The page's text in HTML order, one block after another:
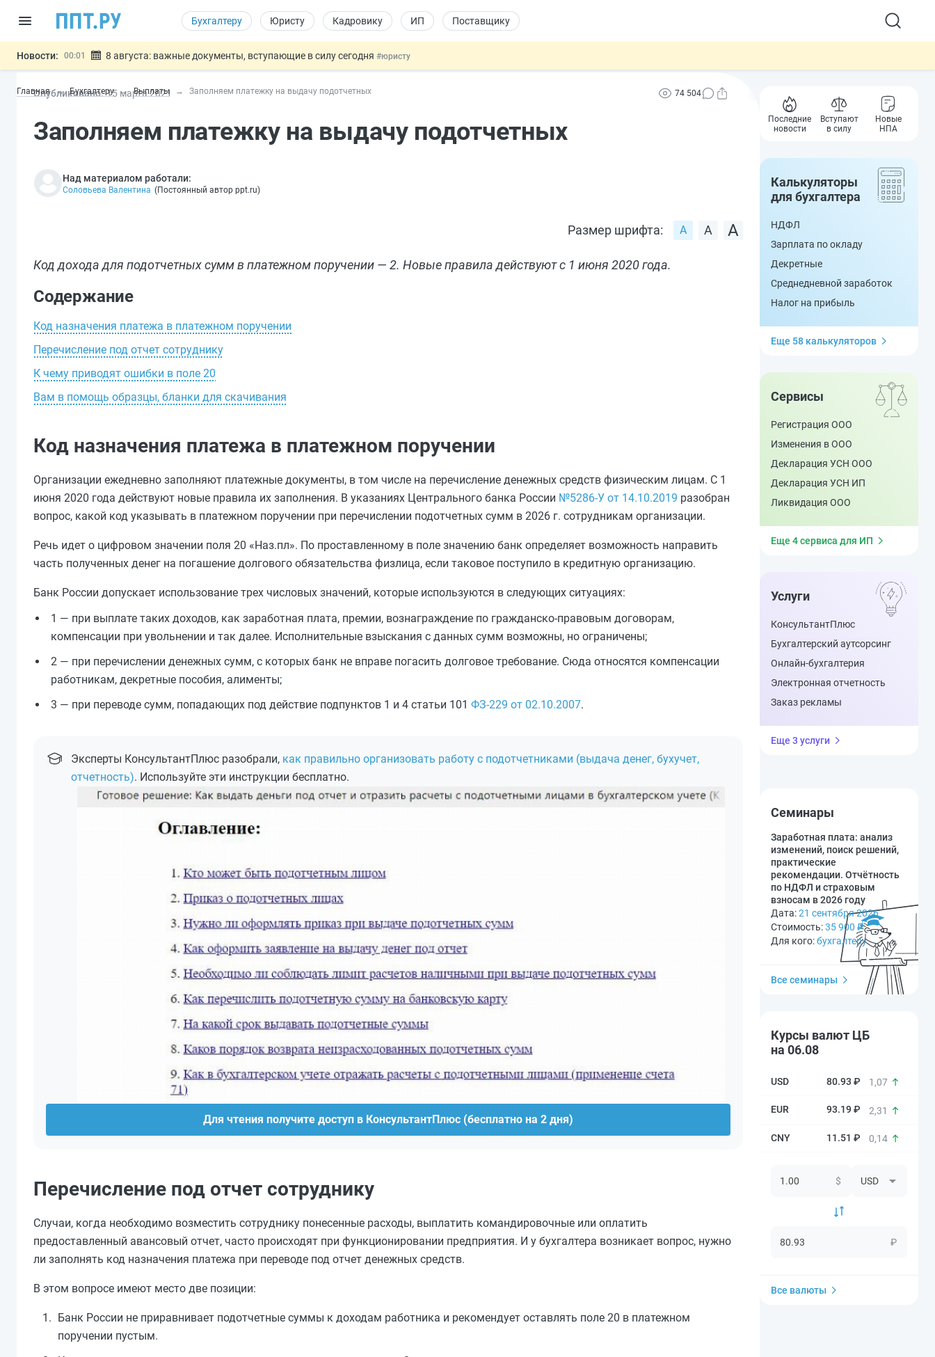
Бухгалтеру Юристу Кадровику ИП Поставщику
Новости: 00:01 8 августа: важные документы, вступающие в силу сегодня #юристу
07.08 Дистанционную работу беременных пропишут в ТК РФ#кадровику
07.08
Важно Разработают единые критерии трудовых и ГПХ-отношений #кадровику
Главная Бухгалтеру Выплаты Заполняем платежку на выдачу подотчетных
Опубликовано: 15 марта2021 74 504
Заполняем платежку на выдачу подотчетных
Над материалом работали:
Соловьева Валентина (Постоянный автор ppt.ru)
Размер шрифта:
Код дохода для подотчетных сумм в платежном поручении — 2. Новые правила действуют с 1 июня 2020 года.
Содержание
Код назначения платежа в платежном поручении
Перечисление под отчет сотруднику
К чему приводят ошибки в поле 20
Вам в помощь образцы, бланки для скачивания
Код назначения платежа в платежном поручении
Организации ежедневно заполняют платежные документы, в том числе на перечисление денежных средств физическим лицам. С 1
июня 2020 года действуют новые правила их заполнения. В указаниях Центрального банка России №5286-У от 14.10.2019 разобран
вопрос, какой код указывать в платежном поручении при перечислении подотчетных сумм в 2026 г. сотрудникам организации.
Речь идет о цифровом значении поля 20 «Наз.пл». По проставленному в поле значению банк определяет возможность направить
часть полученных денег на погашение долгового обязательства физлица, если таковое поступило в кредитную организацию.
Банк России допускает использование трех числовых значений, которые используются в следующих ситуациях:
1 — при выплате таких доходов, как заработная плата, премии, вознаграждение по гражданско-правовым договорам,
компенсации при увольнении и так далее. Исполнительные взыскания с данных сумм возможны, но ограничены;
2 — при перечислении денежных сумм, с которых банк не вправе погасить долговое требование. Сюда относятся компенсации
работникам, декретные пособия, алименты;
3 — при переводе сумм, попадающих под действие подпунктов 1 и 4 статьи 101 ФЗ-229 от 02.10.2007.
Эксперты КонсультантПлюс разобрали, как правильно организовать работу с подотчетниками (выдача денег, бухучет,
отчетность). Используйте эти инструкции бесплатно.
Для чтения получите доступ в КонсультантПлюс (бесплатно на 2 дня)
Перечисление под отчет сотруднику
Случаи, когда необходимо возместить сотруднику понесенные расходы, выплатить командировочные или оплатить
предоставленный авансовый отчет, часто происходят при функционировании предприятия. И у бухгалтера возникает вопрос, нужно
ли заполнять код назначения платежа при переводе под отчет денежных средств.
В этом вопросе имеют место две позиции:
Банк России не приравнивает подотчетные суммы к доходам работника и рекомендует оставлять поле 20 в платежном
поручении пустым.
Последние
новости
Вступают
в силу
Новые
НПА
Калькуляторы
для бухгалтера
НДФЛ
Зарплата по окладу
Декретные
Среднедневной заработок
Налог на прибыль
Еще 58 калькуляторов
Сервисы
Регистрация ООО
Изменения в ООО
Декларация УСН ООО
Декларация УСН ИП
Ликвидация ООО
Еще 4 сервиса для ИП
Услуги
КонсультантПлюс
Бухгалтерский аутсорсинг
Онлайн-бухгалтерия
Электронная отчетность
Заказ рекламы
Еще 3 услуги
Семинары
Заработная плата: анализ
изменений, поиск решений,
практические
рекомендации. Отчётность
по НДФЛ и страховым
взносам в 2026 году
Дата:21 сентября 2026
Стоимость:35 900 ₽
Для кого:бухгалтеру
Все семинары
Курсы валют ЦБ
на 06.08
80.93 ₽ 1,07
93.19 ₽ 2,31
11.51 ₽ 0,14
$
₽
Все валюты